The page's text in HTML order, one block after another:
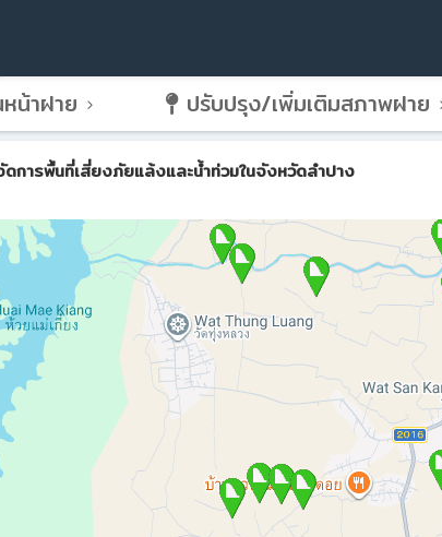
น้าฝาย ปรับปรุง/เพิ่มเติมสภาพฝาย
การพื้นที่เสี่ยงภัยแล้งและน้ำท่วมในจังหวัดลำปาง